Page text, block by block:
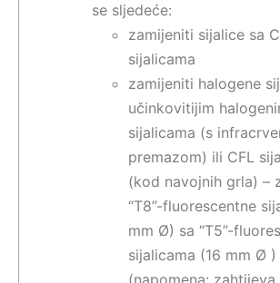
se sljedeće:
zamijeniti sijalice sa
sijalicama
zamijeniti halogene
učinkovitijim
sijalicama (s
premazom) ili CFL
(kod navojnih grla) –
“T8”-fluorescentne
mm Ø) sa “T5”-
sijalicama (16 mm Ø )